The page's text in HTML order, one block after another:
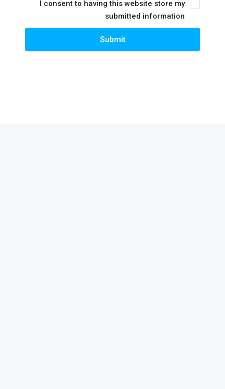
I consent to having this website store my
submitted information
Submit